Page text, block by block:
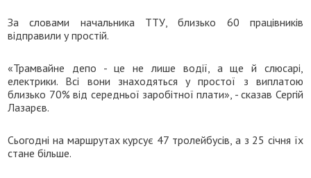
За словами начальника ТТУ, близько 60 працівників
відправили у простій.
«Трамвайне депо - це не лише водії, а ще й слюсарі,
електрики. Всі вони знаходяться у простої з виплатою
близько 70% від середньої заробітної плати», - сказав Сергій
Лазарєв.
Сьогодні на маршрутах курсує 47 тролейбусів, а з 25 січня їх
стане більше.